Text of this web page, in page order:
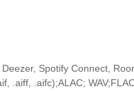
Spotify Connect,
.aiff, .aifc);ALAC;